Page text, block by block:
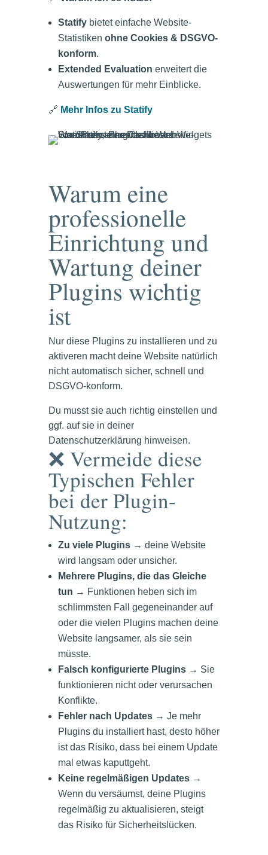
Statifybietet einfache Website-
Statistiken ohne Cookies & DSGVO-
konform.
Extended Evaluation erweitert die
Auswertungen für mehr Einblicke.
🔗 Mehr Infos zu Statify
Warum eine
professionelle
Einrichtung und
Wartung deiner
Plugins wichtig
ist
Nur diese Plugins zu installieren und zu
aktiveren macht deine Website natürlich
nicht automatisch sicher, schnell und
DSGVO-konform.
Du musst sie auch richtig einstellen und
ggf. auf sie in deiner
Datenschutzerklärung hinweisen.
❌ Vermeide diese
Typischen Fehler
bei der Plugin-
Nutzung:
Zu viele Plugins→ deine Website
wird langsam oder unsicher.
Mehrere Plugins, die das Gleiche
tun → Funktionen heben sich im
schlimmsten Fall gegeneinander auf
oder die vielen Plugins machen deine
Website langsamer, als sie sein
müsste.
Falsch konfigurierte Plugins→ Sie
funktionieren nicht oder verursachen
Konflikte.
Fehler nach Updates→ Je mehr
Plugins du installiert hast, desto höher
ist das Risiko, dass bei einem Update
mal etwas kaputtgeht.
Keine regelmäßigen Updates→
Wenn du versäumst, deine Plugins
regelmäßig zu aktualisieren, steigt
das Risiko für Sicherheitslücken.